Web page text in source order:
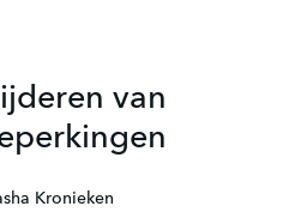
van
Kronieken